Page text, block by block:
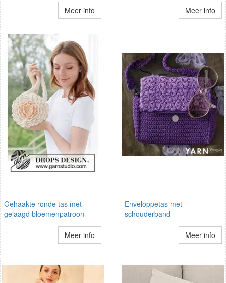
Meer info Meer info
Gehaakte ronde tas met
gelaagd bloemenpatroon
Meer info
Enveloppetas met
schouderband
Meer info